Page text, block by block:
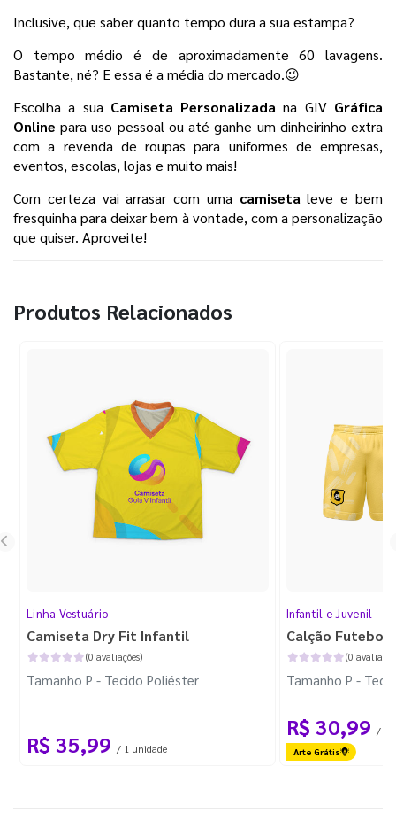
Inclusive, que saber quanto tempo dura a sua estampa?
O tempo médio é de aproximadamente 60 lavagens.
Bastante, né? E essa é a média do mercado.😉
Escolha a sua Camiseta Personalizada na GIV Gráfica
Online para uso pessoal ou até ganhe um dinheirinho extra
com a revenda de roupas para uniformes de empresas,
eventos, escolas, lojas e muito mais!
Com certeza vai arrasar com uma camiseta leve e bem
fresquinha para deixar bem à vontade, com a personalização
que quiser. Aproveite!
Produtos Relacionados
Linha Vestuário
Camiseta Dry Fit Infantil
(0 avaliações)
Tamanho P - Tecido Poliéster
R$ 35,99 / 1 unidade
Infantil e Juvenil
Calção Futebol
(0
Tamanho P -
R$ 30,99 / 1
Arte Grátis